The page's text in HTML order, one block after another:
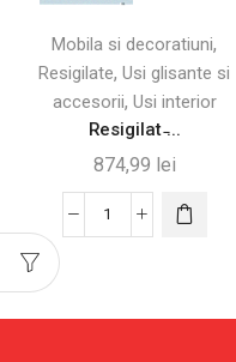
Mobila si decoratiuni,
Resigilate, Usi glisante si
accesorii, Usi interior
Resigilat ̵...
874,99 lei
Cantitate